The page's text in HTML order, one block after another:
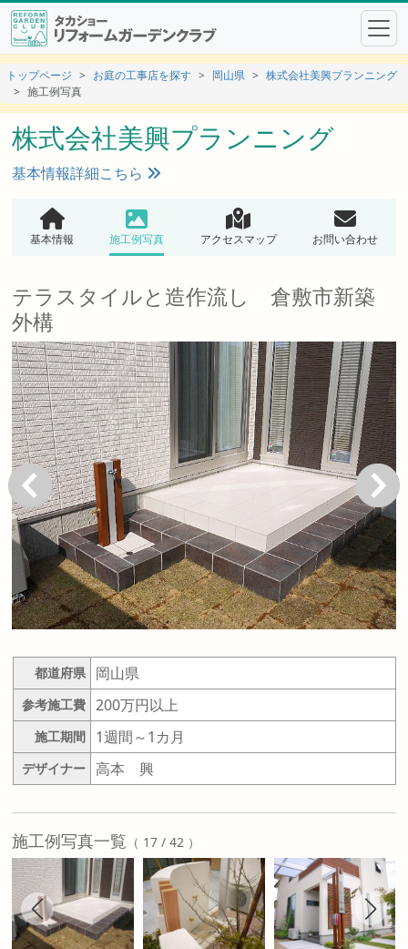
トップページ お庭の工事店を探す 岡山県
株式会社美興プランニング
施工例写真
株式会社美興プランニング
基本情報詳細こちら
基本情報 施工例写真 アクセスマップ お問い合わせ
テラスタイルと造作流し 倉敷市新築
外構
戻る 次へ
都道府県 岡山県
参考施工費 200万円以上
施工期間 1週間～1カ月
デザイナー 高本 興
施工例写真一覧 （ 17 / 42 ）